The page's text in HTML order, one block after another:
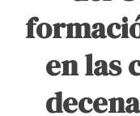
en las